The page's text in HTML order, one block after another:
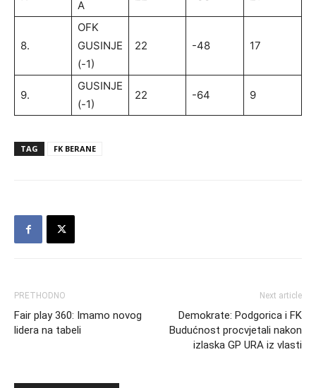
A
8.
OFK
GUSINJE
(-1)
22 -48 17
9.
GUSINJE
(-1)
22 -64 9
TAG FK BERANE
PRETHODNO
Fair play 360: Imamo novog
lidera na tabeli
Next article
Demokrate: Podgorica i FK
Budućnost procvjetali nakon
izlaska GP URA iz vlasti